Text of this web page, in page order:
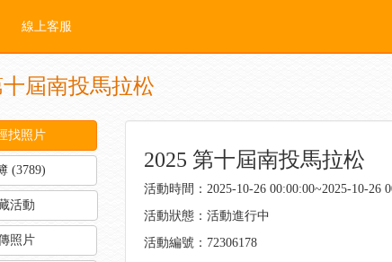
線上客服
十屆南投馬拉松
找照片
(3789)
活動
照片
2025 第十屆南投馬拉松
活動時間：2025-10-26 00:00:00~2025-10-26
活動狀態：活動進行中
活動編號：72306178